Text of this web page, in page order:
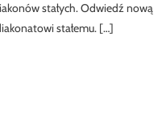
stałych. Odwiedź nową
stałemu. […]